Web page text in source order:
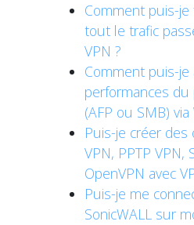
Comment puis-
tout le trafic
VPN ?
Comment puis-
performances du
(AFP ou SMB) via
Puis-je créer des
VPN, PPTP VPN,
OpenVPN avec
Puis-je me
SonicWALL sur